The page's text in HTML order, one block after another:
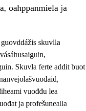
oahppanmiela ja
skuvlla
Skuvla ferte addit buot
vuođđu lea
ja profešunealla